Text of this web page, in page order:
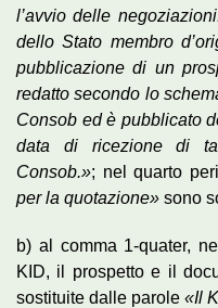
l’avvio delle
dello Stato membro
pubblicazione di un
redatto secondo lo
Consob ed è pubblicato
data di ricezione di
Consob.»; nel quarto
per la quotazione» sono
b) al comma 1-quater,
KID, il prospetto e il
sostituite dalle parole «Il